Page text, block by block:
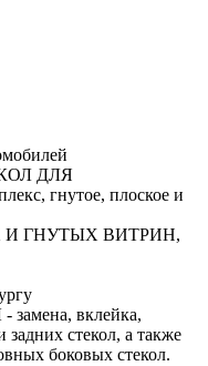
ДЛЯ
гнутое, плоское и
ГНУТЫХ ВИТРИН,
вклейка,
стекол, а также
боковых стекол.